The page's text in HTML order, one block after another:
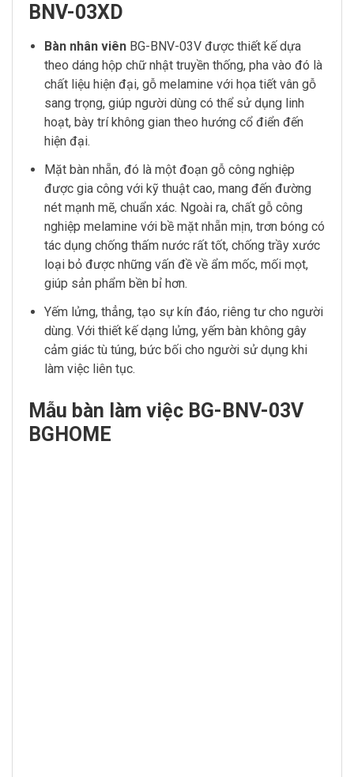
BNV-03XD
Bàn nhân viên BG-BNV-03V được thiết kế dựa
theo dáng hộp chữ nhật truyền thống, pha vào đó là
chất liệu hiện đại, gỗ melamine với họa tiết vân gỗ
sang trọng, giúp người dùng có thể sử dụng linh
hoạt, bày trí không gian theo hướng cổ điển đến
hiện đại.
Mặt bàn nhẵn, đó là một đoạn gỗ công nghiệp
được gia công với kỹ thuật cao, mang đến đường
nét mạnh mẽ, chuẩn xác. Ngoài ra, chất gỗ công
nghiệp melamine với bề mặt nhẵn mịn, trơn bóng có
tác dụng chống thấm nước rất tốt, chống trầy xước
loại bỏ được những vấn đề về ẩm mốc, mối mọt,
giúp sản phẩm bền bỉ hơn.
Yếm lửng, thẳng, tạo sự kín đáo, riêng tư cho người
dùng. Với thiết kế dạng lửng, yếm bàn không gây
cảm giác tù túng, bức bối cho người sử dụng khi
làm việc liên tục.
Mẫu bàn làm việc BG-BNV-03V
BGHOME